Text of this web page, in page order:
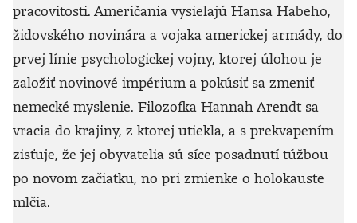
pracovitosti. Američania vysielajú Hansa Habeho,
židovského novinára a vojaka americkej armády, do
prvej línie psychologickej vojny, ktorej úlohou je
založiť novinové impérium a pokúsiť sa zmeniť
nemecké myslenie. Filozofka Hannah Arendt sa
vracia do krajiny, z ktorej utiekla, a s prekvapením
zisťuje, že jej obyvatelia sú síce posadnutí túžbou
po novom začiatku, no pri zmienke o holokauste
mlčia.